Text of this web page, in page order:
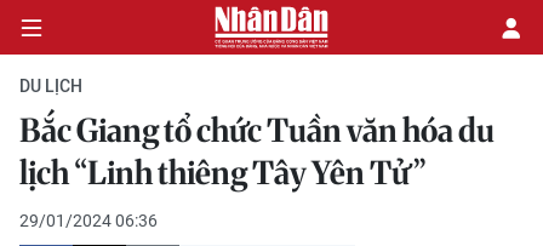
CHÍNH TRỊ
KINH TẾ
DU LỊCH
Bắc Giang tổ chức Tuần văn hóa du
lịch “Linh thiêng Tây Yên Tử”
29/01/2024 06:36